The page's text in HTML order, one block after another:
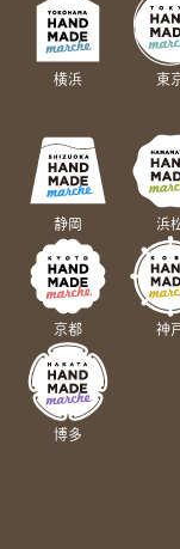
横浜
東
静岡 浜
京都 神
博多